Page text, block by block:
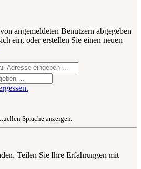
angemeldeten Benutzern abgegeben
ein, oder erstellen Sie einen neuen
Sprache anzeigen.
Teilen Sie Ihre Erfahrungen mit